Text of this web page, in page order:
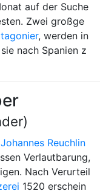
auf der Suche
Zwei großge
, werden in
nach Spanien z
Johannes Reuchlin
Verlautbarung,
Nach Verurteil
1520 erschein